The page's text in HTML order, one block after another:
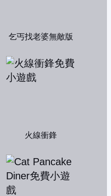
乞丐找老婆無敵版
火線衝鋒